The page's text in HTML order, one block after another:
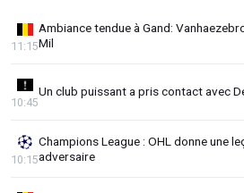
Ambiance tendue à Gand:
Mil
11:15
Un club puissant a pris contact avec
10:45
Champions League : OHL donne une
adversaire
10:15